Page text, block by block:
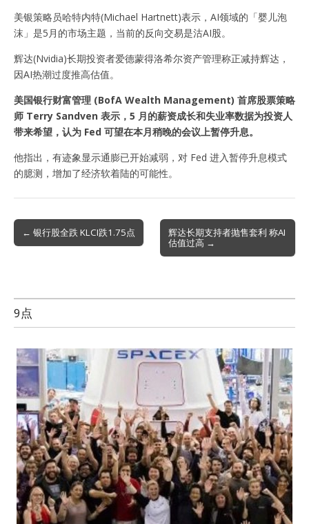
美银策略员哈特内特(Michael Hartnett)表示，AI领域的「婴儿泡
沫」是5月的市场主题，当前的反向交易是沽AI股。
辉达(Nvidia)长期投资者爱德蒙得洛希尔资产管理称正减持辉达，
因AI热潮过度推高估值。
美国银行财富管理 (BofA Wealth Management) 首席股票策略
师 Terry Sandven 表示，5 月的薪资成长和失业率数据为投资人
带来希望，认为 Fed 可望在本月稍晚的会议上暂停升息。
他指出，有迹象显示通膨已开始减弱，对 Fed 进入暂停升息模式
的臆测，增加了经济软着陆的可能性。
Post
navigation
← 银行股全跌 KLCI跌1.75点
辉达长期支持者抛售套利 称AI
估值过高 →
9点